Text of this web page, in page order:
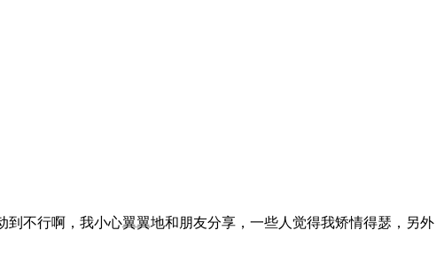
不行啊，我小心翼翼地和朋友分享，一些人觉得我矫情得瑟，另外